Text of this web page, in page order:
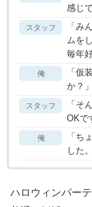
感じ
スタッフ
「み
ムを
毎年
俺
「仮
か？」
スタッフ
「そ
OKで
俺
「ち
した。
ハロウィンパー